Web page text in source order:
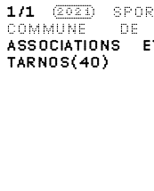
1 /1 2021
COMMUNE DE
ASSOCIATIONS
TARNOS(40)